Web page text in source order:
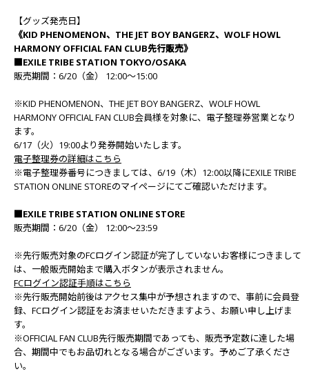
【グッズ発売日】
《KID PHENOMENON、THE JET BOY BANGERZ、WOLF HOWL
HARMONY OFFICIAL FAN CLUB先行販売》
■EXILE TRIBE STATION TOKYO/OSAKA
販売期間：6/20（金） 12:00～15:00
※KID PHENOMENON、THE JET BOY BANGERZ、WOLF HOWL
HARMONY OFFICIAL FAN CLUB会員様を対象に、電子整理券営業となり
ます。
6/17（火）19:00より発券開始いたします。
電子整理券の詳細はこちら
※電子整理券番号につきましては、6/19（木）12:00以降にEXILE TRIBE
STATION ONLINE STOREのマイページにてご確認いただけます。
■EXILE TRIBE STATION ONLINE STORE
販売期間：6/20（金） 12:00～23:59
※先行販売対象のFCログイン認証が完了していないお客様につきまして
は、一般販売開始まで購入ボタンが表示されません。
FCログイン認証手順はこちら
※先行販売開始前後はアクセス集中が予想されますので、事前に会員登
録、FCログイン認証をお済ませいただきますよう、お願い申し上げま
す。
※OFFICIAL FAN CLUB先行販売期間であっても、販売予定数に達した場
合、期間中でもお品切れとなる場合がございます。予めご了承くださ
い。